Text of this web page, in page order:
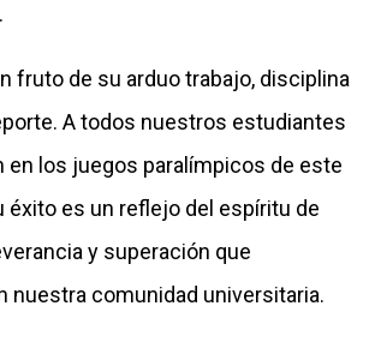
fruto de su arduo trabajo, disciplina
A todos nuestros estudiantes
en los juegos paralímpicos de este
éxito es un reflejo del espíritu de
y superación que
nuestra comunidad universitaria.